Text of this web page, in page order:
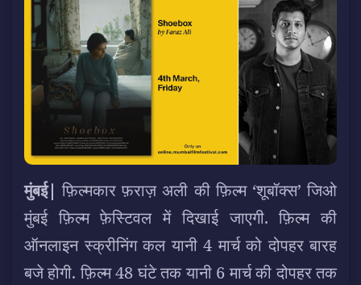
मुंबई| फ़िल्मकार फ़राज़ अली की फ़िल्म ‘शूबॉक्स’ जिओ
मुंबई फ़िल्म फ़ेस्टिवल में दिखाई जाएगी. फ़िल्म की
ऑनलाइन स्क्रीनिंग कल यानी 4 मार्च को दोपहर बारह
बजे होगी. फ़िल्म 48 घंटे तक यानी 6 मार्च की दोपहर तक